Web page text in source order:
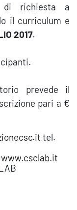
di richiesta a
il curriculum e
2017.
prevede il
pari a €
tel.
www.csclab.it